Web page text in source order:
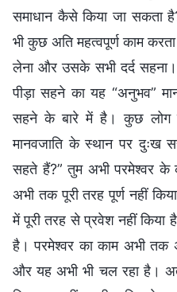
समाधान कैसे किया जा सकता
भी कुछ अति महत्वपूर्ण काम
लेना और उसके सभी दर्द
पीड़ा सहने का यह “अनुभव”
सहने के बारे में है। कुछ लोग
मानवजाति के स्थान पर दुःख
सहते हैं?” तुम अभी परमेश्वर के
अभी तक पूरी तरह पूर्ण नहीं
में पूरी तरह से प्रवेश नहीं किया
है। परमेश्वर का काम अभी तक
और यह अभी भी चल रहा है।